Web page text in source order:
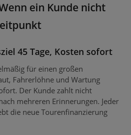
ein Kunde nicht
45 Tage, Kosten sofort
für einen großen
Fahrerlöhne und Wartung
Der Kunde zahlt nicht
mehreren Erinnerungen. Jeder
die neue Tourenfinanzierung